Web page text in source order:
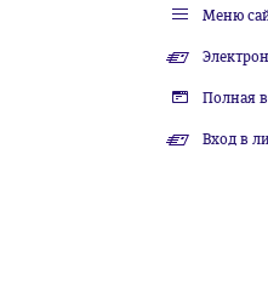
Меню
Полная
Вход в